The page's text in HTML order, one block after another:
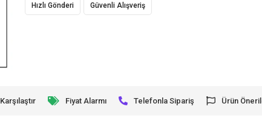
Hızlı Gönderi Güvenli Alışveriş
Karşılaştır Fiyat Alarmı Telefonla Sipariş Ürün